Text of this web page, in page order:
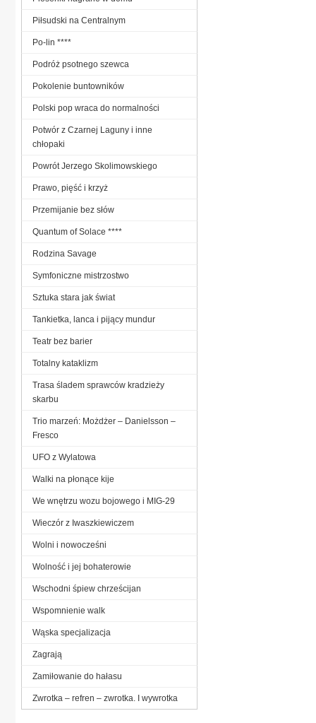
Piłsudski na Centralnym
Po-lin ****
Podróż psotnego szewca
Pokolenie buntowników
Polski pop wraca do normalności
Potwór z Czarnej Laguny i inne
chłopaki
Powrót Jerzego Skolimowskiego
Prawo, pięść i krzyż
Przemijanie bez słów
Quantum of Solace ****
Rodzina Savage
Symfoniczne mistrzostwo
Sztuka stara jak świat
Tankietka, lanca i pijący mundur
Teatr bez barier
Totalny kataklizm
Trasa śladem sprawców kradzieży
skarbu
Trio marzeń: Możdżer – Danielsson –
Fresco
UFO z Wylatowa
Walki na płonące kije
We wnętrzu wozu bojowego i MIG-29
Wieczór z Iwaszkiewiczem
Wolni i nowocześni
Wolność i jej bohaterowie
Wschodni śpiew chrześcijan
Wspomnienie walk
Wąska specjalizacja
Zagrają
Zamiłowanie do hałasu
Zwrotka – refren – zwrotka. I wywrotka